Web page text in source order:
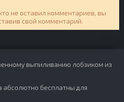
не оставил комментариев, вы
свой комментарий.
выпиливанию лобзиком из
абсолютно бесплатны для